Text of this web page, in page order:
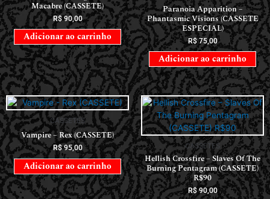
Macabre (CASSETE)
R$90,00
Adicionar ao carrinho
Paranoia Apparition –
Phantasmic Visions (CASSETE
ESPECIAL)
R$75,00
Adicionar ao carrinho
CASSETES
Vampire – Rex (CASSETE)
R$95,00
Adicionar ao carrinho
CASSETES
Hellish Crossfire – Slaves Of The
Burning Pentagram (CASSETE)
R$90
R$90,00